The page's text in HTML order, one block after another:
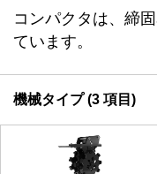
コンパクタは、締
ています。
機械タイプ (3 項目)